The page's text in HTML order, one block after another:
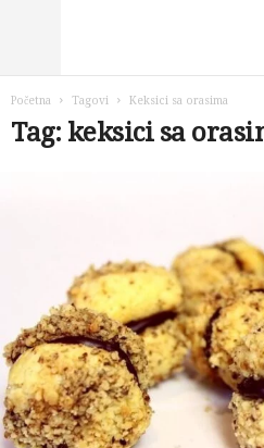
Početna Tagovi Keksici sa orasima
Tag: keksici sa